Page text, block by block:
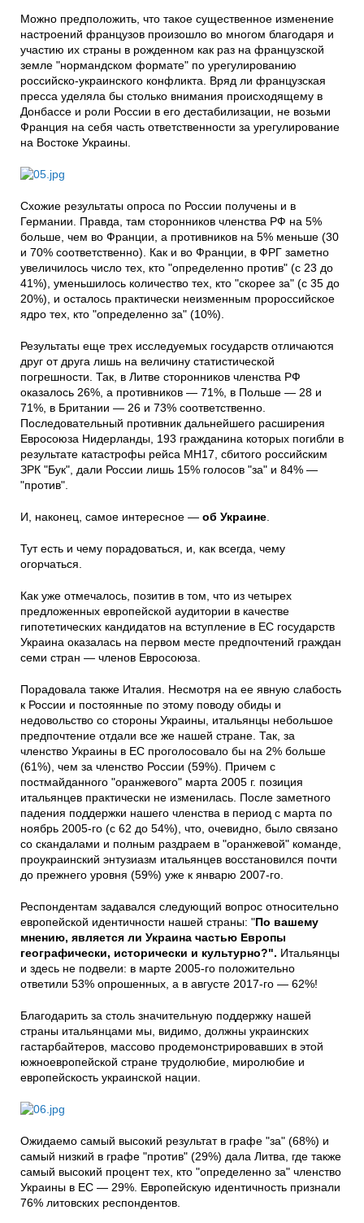
Можно предположить, что такое существенное изменение
настроений французов произошло во многом благодаря и
участию их страны в рожденном как раз на французской
земле "нормандском формате" по урегулированию
российско-украинского конфликта. Вряд ли французская
пресса уделяла бы столько внимания происходящему в
Донбассе и роли России в его дестабилизации, не возьми
Франция на себя часть ответственности за урегулирование
на Востоке Украины.
Схожие результаты опроса по России получены и в
Германии. Правда, там сторонников членства РФ на 5%
больше, чем во Франции, а противников на 5% меньше (30
и 70% соответственно). Как и во Франции, в ФРГ заметно
увеличилось число тех, кто "определенно против" (с 23 до
41%), уменьшилось количество тех, кто "скорее за" (с 35 до
20%), и осталось практически неизменным пророссийское
ядро тех, кто "определенно за" (10%).
Результаты еще трех исследуемых государств отличаются
друг от друга лишь на величину статистической
погрешности. Так, в Литве сторонников членства РФ
оказалось 26%, а противников — 71%, в Польше — 28 и
71%, в Британии — 26 и 73% соответственно.
Последовательный противник дальнейшего расширения
Евросоюза Нидерланды, 193 гражданина которых погибли в
результате катастрофы рейса МН17, сбитого российским
ЗРК "Бук", дали России лишь 15% голосов "за" и 84% —
"против".
И, наконец, самое интересное — об Украине
Тут есть и чему порадоваться, и, как всегда, чему
огорчаться.
Как уже отмечалось, позитив в том, что из четырех
предложенных европейской аудитории в качестве
гипотетических кандидатов на вступление в ЕС государств
Украина оказалась на первом месте предпочтений граждан
семи стран — членов Евросоюза.
Порадовала также Италия. Несмотря на ее явную слабость
к России и постоянные по этому поводу обиды и
недовольство со стороны Украины, итальянцы небольшое
предпочтение отдали все же нашей стране. Так, за
членство Украины в ЕС проголосовало бы на 2% больше
(61%), чем за членство России (59%). Причем с
постмайданного "оранжевого" марта 2005 г. позиция
итальянцев практически не изменилась. После заметного
падения поддержки нашего членства в период с марта по
ноябрь 2005-го (с 62 до 54%), что, очевидно, было связано
со скандалами и полным раздраем в "оранжевой" команде,
проукраинский энтузиазм итальянцев восстановился почти
до прежнего уровня (59%) уже к январю 2007-го.
Респондентам задавался следующий вопрос относительно
европейской идентичности нашей страны: "По вашему
мнению, является ли Украина частью Европы
географически, исторически и культурно?". Итальянцы
и здесь не подвели: в марте 2005-го положительно
ответили 53% опрошенных, а в августе 2017-го — 62%!
Благодарить за столь значительную поддержку нашей
страны итальянцами мы, видимо, должны украинских
гастарбайтеров, массово продемонстрировавших в этой
южноевропейской стране трудолюбие, миролюбие и
европейскость украинской нации.
Ожидаемо самый высокий результат в графе "за" (68%) и
самый низкий в графе "против" (29%) дала Литва, где также
самый высокий процент тех, кто "определенно за" членство
Украины в ЕС — 29%. Европейскую идентичность признали
76% литовских респондентов.